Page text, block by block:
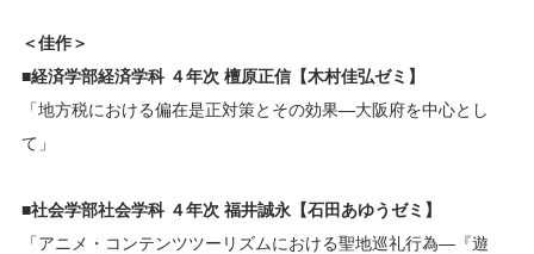
＜佳作＞
■経済学部経済学科 ４年次 檀原正信【木村佳弘ゼミ】
「地方税における偏在是正対策とその効果—大阪府を中心とし
て」
■社会学部社会学科 ４年次 福井誠永【石田あゆうゼミ】
「アニメ・コンテンツツーリズムにおける聖地巡礼行為—『遊